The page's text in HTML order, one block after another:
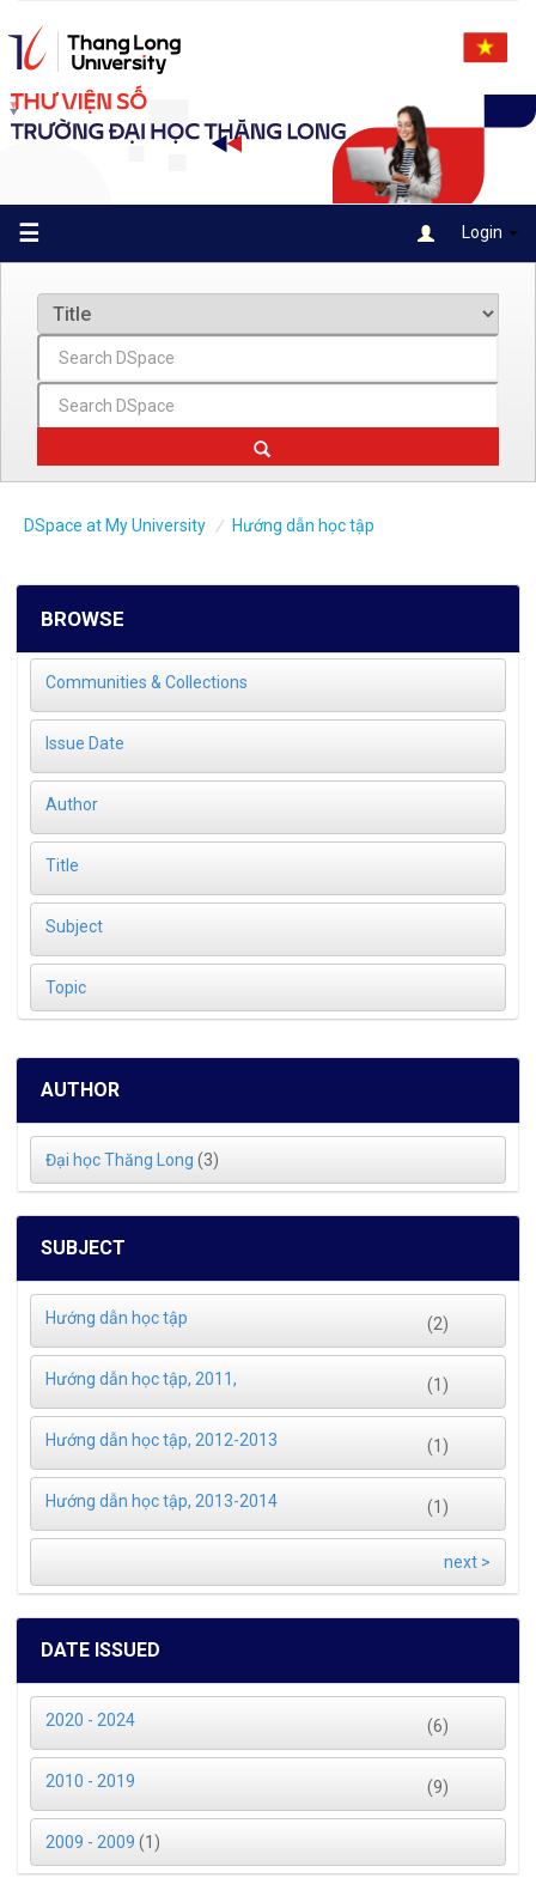
navigation
☰ Login
DSpace at My University Hướng dẫn học tập
BROWSE
Communities & Collections
Issue Date
Author
Title
Subject
Topic
AUTHOR
Đại học Thăng Long (3)
SUBJECT
Hướng dẫn học tập (2)
Hướng dẫn học tập, 2011, (1)
Hướng dẫn học tập, 2012-2013 (1)
Hướng dẫn học tập, 2013-2014 (1)
next >
DATE ISSUED
2020 - 2024 (6)
2010 - 2019 (9)
2009 - 2009 (1)